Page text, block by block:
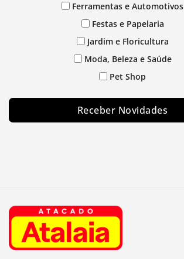
Ferramentas e Automotivos
Festas e Papelaria
Jardim e Floricultura
Moda, Beleza e Saúde
Pet Shop
Receber Novidades